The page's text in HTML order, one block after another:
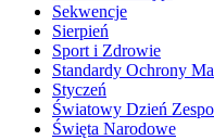
Sekwencje
Sierpień
Sport i Zdrowie
Standardy Ochrony
Styczeń
Światowy Dzień
Święta Narodowe